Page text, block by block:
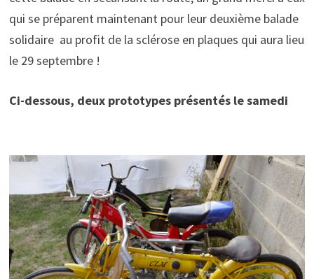
qui se préparent maintenant pour leur deuxième balade
solidaire au profit de la sclérose en plaques qui aura lieu
le 29 septembre !
Ci-dessous, deux prototypes présentés le samedi